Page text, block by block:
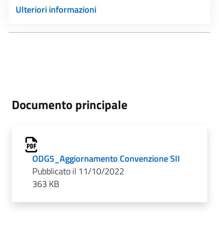
Ulteriori informazioni
Documento principale
ODG5_Aggiornamento Convenzione SII
Pubblicato il 11/10/2022
363 KB